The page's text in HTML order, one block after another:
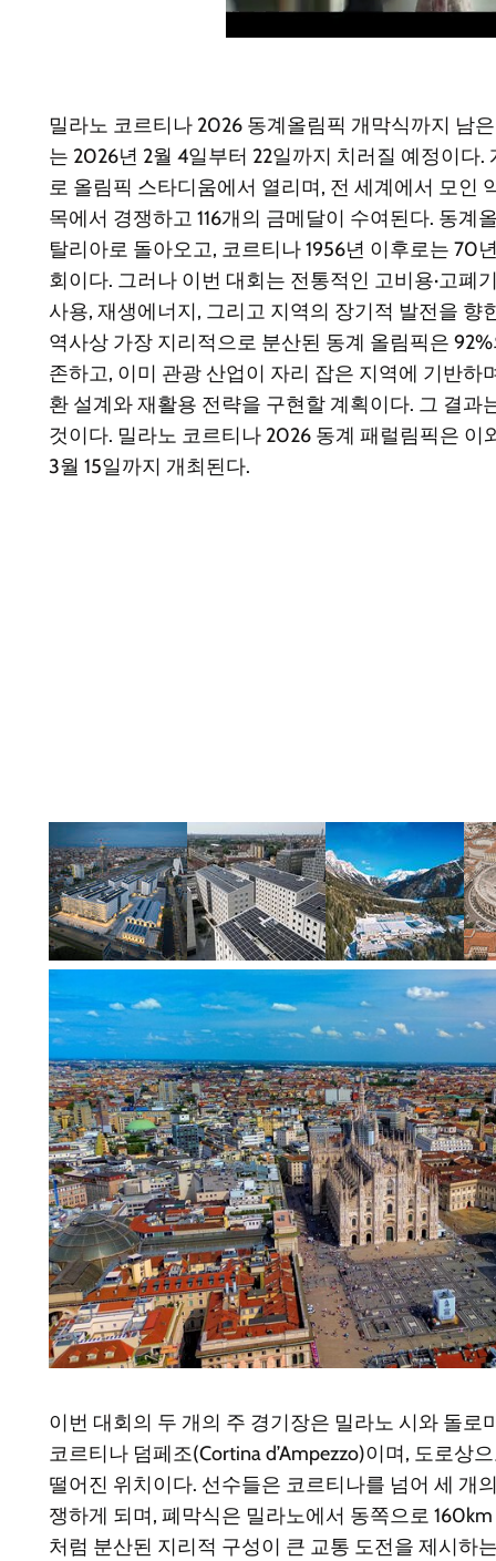
밀라노 코르티나 2026 동계올림픽 개막식까지 남
는 2026년 2월 4일부터 22일까지 치러질 예정이다.
로 올림픽 스타디움에서 열리며, 전 세계에서 모인
목에서 경쟁하고 116개의 금메달이 수여된다. 동계
탈리아로 돌아오고, 코르티나 1956년 이후로는 70
회이다. 그러나 이번 대회는 전통적인 고비용·고폐
사용, 재생에너지, 그리고 지역의 장기적 발전을 향
역사상 가장 지리적으로 분산된 동계 올림픽은
존하고, 이미 관광 산업이 자리 잡은 지역에 기반하
환 설계와 재활용 전략을 구현할 계획이다. 그 결과
것이다. 밀라노 코르티나 2026 동계 패럴림픽은 이
3월 15일까지 개최된다.
이번 대회의 두 개의 주 경기장은 밀라노 시와 돌로
코르티나 덤페조(Cortina d’Ampezzo)이며, 도로상
떨어진 위치이다. 선수들은 코르티나를 넘어 세 개
쟁하게 되며, 폐막식은 밀라노에서 동쪽으로
처럼 분산된 지리적 구성이 큰 교통 도전을 제시하